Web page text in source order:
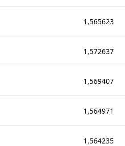
1,565623
1,572637
1,569407
1,564971
1,564235